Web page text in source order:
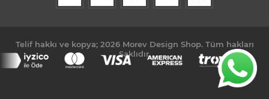
Telif hakkı ve kopya; 2026 Morev Design Shop. Tüm hakları
Saklıdır.